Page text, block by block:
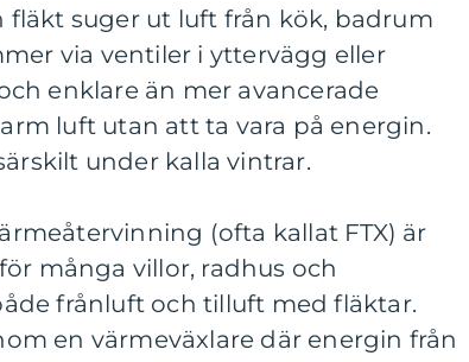
suger ut luft från kök, badrum
via ventiler i yttervägg eller
enklare än mer avancerade
luft utan att ta vara på energin.
under kalla vintrar.
(ofta kallat FTX) är
många villor, radhus och
frånluft och tilluft med fläktar.
en värmeväxlare där energin från